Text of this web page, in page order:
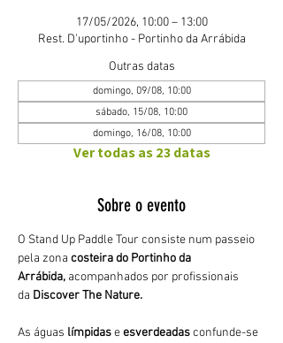
17/05/2026, 10:00 – 13:00
Rest. D'uportinho - Portinho da Arrábida
Outras datas
domingo, 09/08, 10:00
sábado, 15/08, 10:00
domingo, 16/08, 10:00
Ver todas as 23 datas
Sobre o evento
O Stand Up Paddle Tour consiste num passeio
pela zona costeira do Portinho da
Arrábida, acompanhados por profissionais
da Discover The Nature.
As águas límpidas e esverdeadas confunde-se